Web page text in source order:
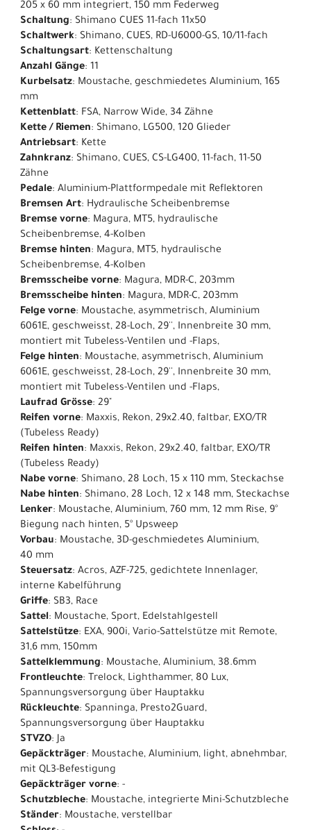
205 x 60 mm integriert, 150 mm Federweg
Schaltung: Shimano CUES 11-fach 11x50
Schaltwerk: Shimano, CUES, RD-U6000-GS, 10/11-fach
Schaltungsart: Kettenschaltung
Anzahl Gänge: 11
Kurbelsatz: Moustache, geschmiedetes Aluminium, 165
mm
Kettenblatt: FSA, Narrow Wide, 34 Zähne
Kette / Riemen: Shimano, LG500, 120 Glieder
Antriebsart: Kette
Zahnkranz: Shimano, CUES, CS-LG400, 11-fach, 11-50
Zähne
Pedale: Aluminium-Plattformpedale mit Reflektoren
Bremsen Art: Hydraulische Scheibenbremse
Bremse vorne: Magura, MT5, hydraulische
Scheibenbremse, 4-Kolben
Bremse hinten: Magura, MT5, hydraulische
Scheibenbremse, 4-Kolben
Bremsscheibe vorne: Magura, MDR-C, 203mm
Bremsscheibe hinten: Magura, MDR-C, 203mm
Felge vorne: Moustache, asymmetrisch, Aluminium
6061E, geschweisst, 28-Loch, 29'', Innenbreite 30 mm,
montiert mit Tubeless-Ventilen und -Flaps,
Felge hinten: Moustache, asymmetrisch, Aluminium
6061E, geschweisst, 28-Loch, 29'', Innenbreite 30 mm,
montiert mit Tubeless-Ventilen und -Flaps,
Laufrad Grösse: 29"
Reifen vorne: Maxxis, Rekon, 29x2.40, faltbar, EXO/TR
(Tubeless Ready)
Reifen hinten: Maxxis, Rekon, 29x2.40, faltbar, EXO/TR
(Tubeless Ready)
Nabe vorne: Shimano, 28 Loch, 15 x 110 mm, Steckachse
Nabe hinten: Shimano, 28 Loch, 12 x 148 mm, Steckachse
Lenker: Moustache, Aluminium, 760 mm, 12 mm Rise, 9°
Biegung nach hinten, 5° Upsweep
Vorbau: Moustache, 3D-geschmiedetes Aluminium,
40 mm
Steuersatz: Acros, AZF-725, gedichtete Innenlager,
interne Kabelführung
Griffe: SB3, Race
Sattel: Moustache, Sport, Edelstahlgestell​
Sattelstütze: EXA, 900i, Vario-Sattelstütze mit Remote,
31,6 mm, 150mm
Sattelklemmung: Moustache, Aluminium, 38.6mm
Frontleuchte: Trelock, Lighthammer, 80 Lux,
Spannungsversorgung über Hauptakku
Rückleuchte: Spanninga, Presto2Guard,
Spannungsversorgung über Hauptakku
STVZO: Ja
Gepäckträger: Moustache, Aluminium, light, abnehmbar,
mit QL3-Befestigung
Gepäckträger vorne: -
Schutzbleche: Moustache, integrierte Mini-Schutzbleche
Ständer: Moustache, verstellbar